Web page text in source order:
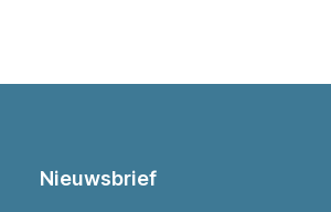
Nieuwsbrief